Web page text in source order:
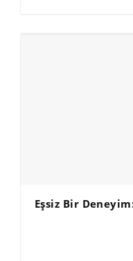
Eşsiz Bir